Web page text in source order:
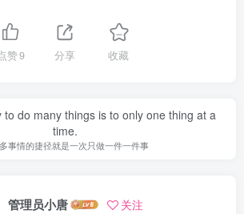
赞9 分享 收藏
do many things is to only one thing at a
time.
事情的捷径就是一次只做一件一件事
管理员小唐 关注